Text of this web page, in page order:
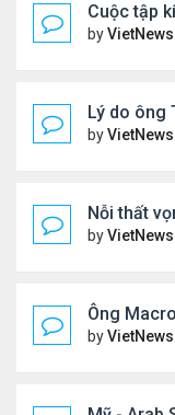
Cuộc tập
byVietNews
Lý do ông
byVietNews
Nỗi thất
byVietNews
Ông
byVietNews